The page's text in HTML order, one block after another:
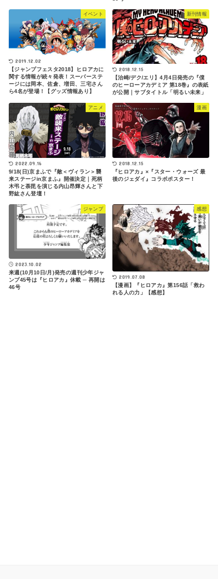
イベント
2019.12.02
【ジャンプフェスタ2018】ヒロアカに
関する情報が続々発表！スーパーステ
ージには岡本、佐倉、増田、三宅さん
ら4名が登場！【グッズ情報あり】
新刊情報
2018.12.15
【治崎/デク/エリ】4月4日発売の『僕
のヒーローアカデミア 第18巻』の表紙
が公開｜サブタイトル「明るい未来」
アニメ
2022.09.16
9/18(日)京まふで『敵＜ヴィラン＞襲
来ステージin京まふ』開催決定｜死柄
木弔と荼毘を演じる内山昂輝さんと下
野紘さん登壇！
漫画
2018.12.15
『ヒロアカ』×『スター・ウォーズ 最
後のジェダイ』コラボポスター！
ジャンプ
2023.10.02
来週(10月10日/月)発売の週刊少年ジャ
ンプ45号は『ヒロアカ』休載 ─ 再開は
46号
感想
2019.07.08
【漫画】『ヒロアカ』第156話「救わ
れる人の力」【感想】